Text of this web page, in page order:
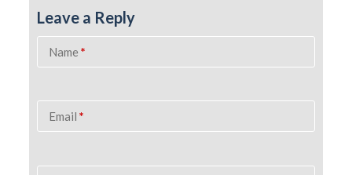
Leave a Reply
Name *
Email *